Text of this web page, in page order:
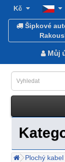
Kč
Šipkové
Můj
Plochý